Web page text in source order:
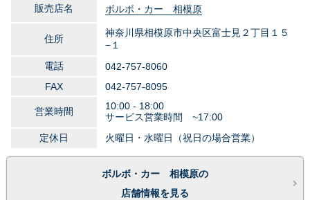
販売店名 ボルボ・カー 相模原
住所
神奈川県相模原市中央区富士見２丁目１５
−１
電話
042-757-8060
FAX
042-757-8095
営業時間
10:00 - 18:00
サービス営業時間 ~17:00
定休日
火曜日・水曜日（祝日の場合営業）
ボルボ・カー 相模原の
店舗情報を見る